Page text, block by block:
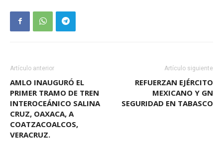
Artículo anterior
AMLO INAUGURÓ EL
PRIMER TRAMO DE TREN
INTEROCEÁNICO SALINA
CRUZ, OAXACA, A
COATZACOALCOS,
VERACRUZ.
Artículo siguiente
REFUERZAN EJÉRCITO
MEXICANO Y GN
SEGURIDAD EN TABASCO